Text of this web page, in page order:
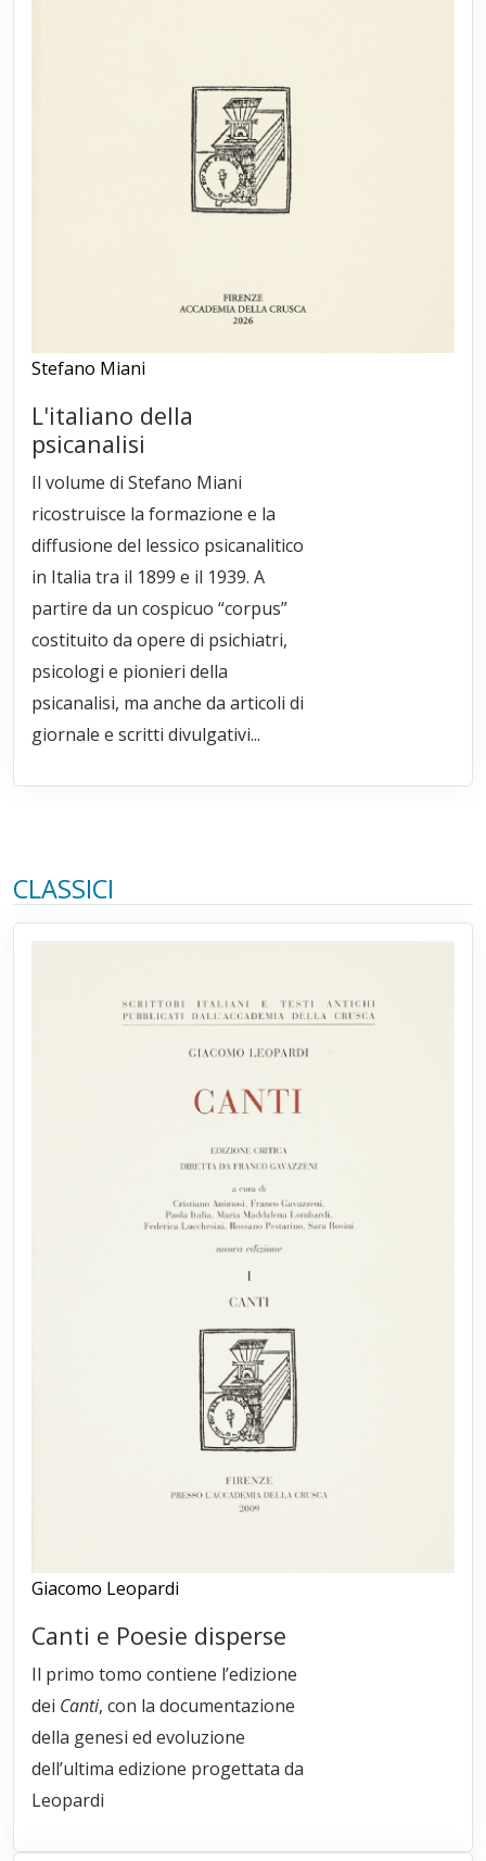
Stefano Miani
L'italiano della
psicanalisi
Il volume di Stefano Miani
ricostruisce la formazione e la
diffusione del lessico psicanalitico
in Italia tra il 1899 e il 1939. A
partire da un cospicuo “corpus”
costituito da opere di psichiatri,
psicologi e pionieri della
psicanalisi, ma anche da articoli di
giornale e scritti divulgativi...
CLASSICI
Giacomo Leopardi
Canti e Poesie disperse
Il primo tomo contiene l’edizione
dei Canti, con la documentazione
della genesi ed evoluzione
dell’ultima edizione progettata da
Leopardi